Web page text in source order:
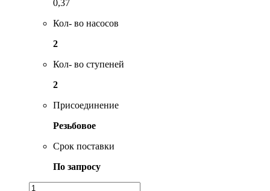
0,37
Кол- во насосов
2
Кол- во ступеней
2
Присоединение
Резьбовое
Срок поставки
По запросу